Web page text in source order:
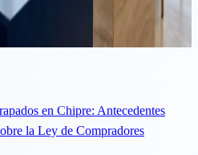
a partes iguales, compras
en Chipre: Antecedentes
la Ley de Compradores